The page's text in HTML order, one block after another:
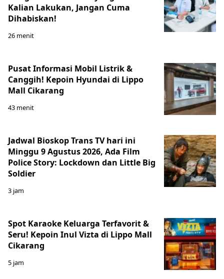
Kalian Lakukan, Jangan Cuma
Dihabiskan!
26 menit
Pusat Informasi Mobil Listrik &
Canggih! Kepoin Hyundai di Lippo
Mall Cikarang
43 menit
Jadwal Bioskop Trans TV hari ini
Minggu 9 Agustus 2026, Ada Film
Police Story: Lockdown dan Little Big
Soldier
3 jam
Spot Karaoke Keluarga Terfavorit &
Seru! Kepoin Inul Vizta di Lippo Mall
Cikarang
5 jam